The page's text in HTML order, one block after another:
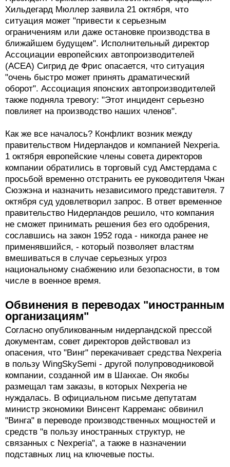
Хильдегард Мюллер заявила 21 октября, что
ситуация может "привести к серьезным
ограничениям или даже остановке производства в
ближайшем будущем". Исполнительный директор
Ассоциации европейских автопроизводителей
(ACEA) Сигрид де Фрис опасается, что ситуация
"очень быстро может принять драматический
оборот". Ассоциация японских автопроизводителей
также подняла тревогу: "Этот инцидент серьезно
повлияет на производство наших членов".
Как же все началось? Конфликт возник между
правительством Нидерландов и компанией Nexperia.
1 октября европейские члены совета директоров
компании обратились в торговый суд Амстердама с
просьбой временно отстранить ее руководителя Чжан
Сюэжэна и назначить независимого представителя. 7
октября суд удовлетворил запрос. В ответ временное
правительство Нидерландов решило, что компания
не сможет принимать решения без его одобрения,
сославшись на закон 1952 года - никогда ранее не
применявшийся, - который позволяет властям
вмешиваться в случае серьезных угроз
национальному снабжению или безопасности, в том
числе в военное время.
Обвинения в переводах "иностранным
организациям"
Согласно опубликованным нидерландской прессой
документам, совет директоров действовал из
опасения, что "Винг" перекачивает средства Nexperia
в пользу WingSkySemi - другой полупроводниковой
компании, созданной им в Шанхае. Он якобы
размещал там заказы, в которых Nexperia не
нуждалась. В официальном письме депутатам
министр экономики Винсент Карреманс обвинил
"Винга" в переводе производственных мощностей и
средств "в пользу иностранных структур, не
связанных с Nexperia", а также в назначении
подставных лиц на ключевые посты.